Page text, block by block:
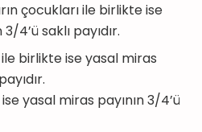
çocukları ile birlikte ise
4’ü saklı payıdır.
birlikte ise yasal miras
yasal miras payının 3/4’ü